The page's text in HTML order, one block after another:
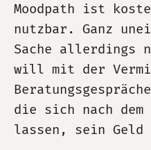
Moodpath ist
nutzbar. Ganz
Sache allerdings
will mit der
die sich nach dem
lassen, sein Geld